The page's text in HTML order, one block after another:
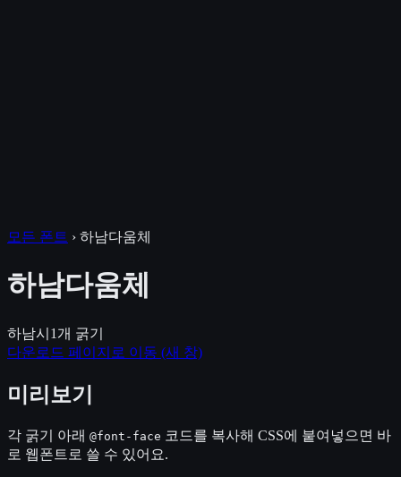
모든 폰트 › 하남다움체
하남다움체
하남시 1 개 굵기
다운로드 페이지로 이동 (새 창)
미리보기
각 굵기 아래 @font-face 코드를 복사해 CSS에 붙여넣으면 바
로 웹폰트로 쓸 수 있어요.